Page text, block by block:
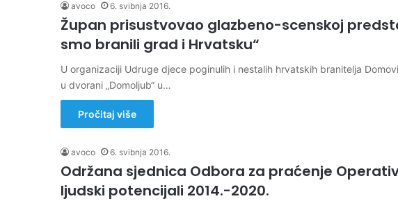
avoco 6. svibnja 2016.
Župan prisustvovao glazbeno-scenskoj
smo branili grad i Hrvatsku“
U organizaciji Udruge djece poginulih i nestalih hrvatskih branitelja
u dvorani „Domoljub“ u…
Pročitaj više
avoco 6. svibnja 2016.
Održana sjednica Odbora za praćenje
ljudski potencijali 2014.-2020.